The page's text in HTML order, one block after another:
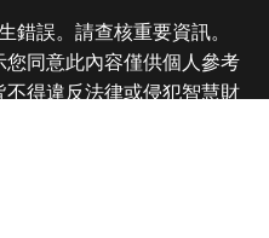
錯誤。請查核重要資訊。
同意此內容僅供個人參考
得違反法律或侵犯智慧財